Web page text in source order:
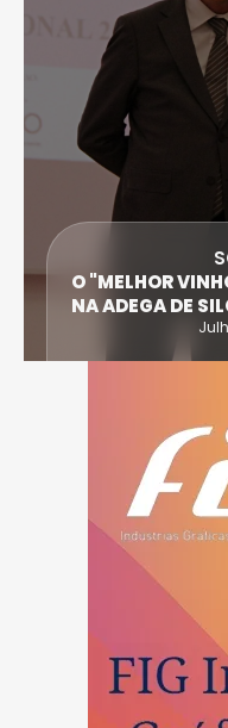
ANTÓNIO
VÍTIMAS DO